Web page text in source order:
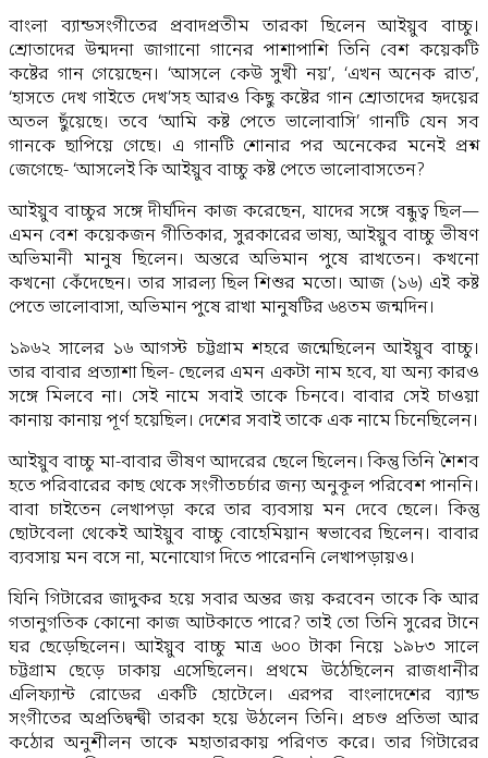
ভোটার হতে যেসব তথ্য লাগবে
স্কুল ভর্তি ৩০
ডিসেম্বরের মধ্যে শেষ করার নির্দেশ
‘আশা
করতে পারেন ২০২৬-এর ৩০ জুনের মধ্যে
নির্বাচন হবে’সেন্টমার্টিন যেতে নিতে হচ্ছে
ট্রাভেল পাস
বাংলা ব্যান্ডসংগীতের প্রবাদপ্রতীম তারকা ছিলেন আইয়ুব বাচ্চু।
শ্রোতাদের উন্মদনা জাগানো গানের পাশাপাশি তিনি বেশ কয়েকটি
কষ্টের গান গেয়েছেন। ‘আসলে কেউ সুখী নয়’, ‘এখন অনেক রাত’,
‘হাসতে দেখ গাইতে দেখ’সহ আরও কিছু কষ্টের গান শ্রোতাদের হৃদয়ের
অতল ছুঁয়েছে। তবে ‘আমি কষ্ট পেতে ভালোবাসি’ গানটি যেন সব
গানকে ছাপিয়ে গেছে। এ গানটি শোনার পর অনেকের মনেই প্রশ্ন
জেগেছে- ‘আসলেই কি আইয়ুব বাচ্চু কষ্ট পেতে ভালোবাসতেন?
আইয়ুব বাচ্চুর সঙ্গে দীর্ঘদিন কাজ করেছেন, যাদের সঙ্গে বন্ধুত্ব ছিল—
এমন বেশ কয়েকজন গীতিকার, সুরকারের ভাষ্য, আইয়ুব বাচ্চু ভীষণ
অভিমানী মানুষ ছিলেন। অন্তরে অভিমান পুষে রাখতেন। কখনো
কখনো কেঁদেছেন। তার সারল্য ছিল শিশুর মতো। আজ (১৬) এই কষ্ট
পেতে ভালোবাসা, অভিমান পুষে রাখা মানুষটির ৬৪তম জন্মদিন।
১৯৬২ সালের ১৬ আগস্ট চট্টগ্রাম শহরে জন্মেছিলেন আইয়ুব বাচ্চু।
তার বাবার প্রত্যাশা ছিল- ছেলের এমন একটা নাম হবে, যা অন্য কারও
সঙ্গে মিলবে না। সেই নামে সবাই তাকে চিনবে। বাবার সেই চাওয়া
কানায় কানায় পূর্ণ হয়েছিল। দেশের সবাই তাকে এক নামে চিনেছিলেন।
আইয়ুব বাচ্চু মা-বাবার ভীষণ আদরের ছেলে ছিলেন। কিন্তু তিনি শৈশব
হতে পরিবারের কাছ থেকে সংগীতচর্চার জন্য অনুকূল পরিবেশ পাননি।
বাবা চাইতেন লেখাপড়া করে তার ব্যবসায় মন দেবে ছেলে। কিন্তু
ছোটবেলা থেকেই আইয়ুব বাচ্চু বোহেমিয়ান স্বভাবের ছিলেন। বাবার
ব্যবসায় মন বসে না, মনোযোগ দিতে পারেননি লেখাপড়ায়ও।
যিনি গিটারের জাদুকর হয়ে সবার অন্তর জয় করবেন তাকে কি আর
গতানুগতিক কোনো কাজ আটকাতে পারে? তাই তো তিনি সুরের টানে
ঘর ছেড়েছিলেন। আইয়ুব বাচ্চু মাত্র ৬০০ টাকা নিয়ে ১৯৮৩ সালে
চট্টগ্রাম ছেড়ে ঢাকায় এসেছিলেন। প্রথমে উঠেছিলেন রাজধানীর
এলিফ্যান্ট রোডের একটি হোটেলে। এরপর বাংলাদেশের ব্যান্ড
সংগীতের অপ্রতিদ্বন্দ্বী তারকা হয়ে উঠলেন তিনি। প্রচণ্ড প্রতিভা আর
কঠোর অনুশীলন তাকে মহাতারকায় পরিণত করে। তার গিটারের